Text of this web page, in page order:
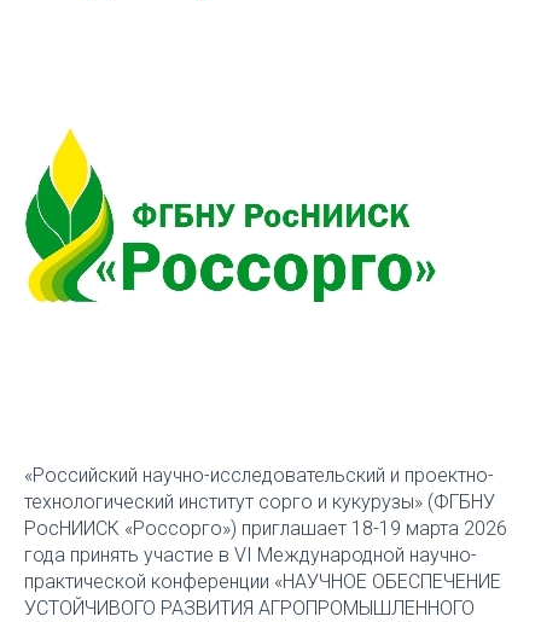
«Российский научно-исследовательский и проектно-
технологический институт сорго и кукурузы» (ФГБНУ
РосНИИСК «Россорго») приглашает 18-19 марта 2026
года принять участие в VI Международной научно-
практической конференции «НАУЧНОЕ ОБЕСПЕЧЕНИЕ
УСТОЙЧИВОГО РАЗВИТИЯ АГРОПРОМЫШЛЕННОГО